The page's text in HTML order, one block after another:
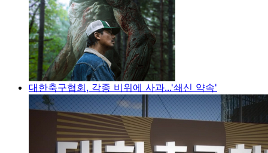
대한축구협회, 각종 비위에 사과...'쇄신 약속'